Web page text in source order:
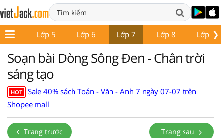
❯
4 Lớp 5 Lớp 6 Lớp 7 Lớp 8 Lớp 9
Soạn bài Dòng Sông Đen - Chân trời
sáng tạo
HOT
Sale 40% sách Toán - Văn - Anh 7 ngày 07-07 trên
Shopee mall
Trang trước Trang sau